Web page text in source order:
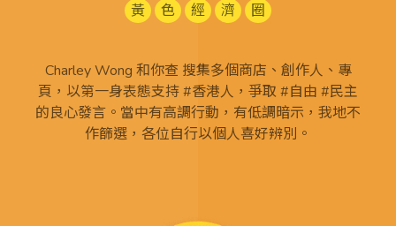
黃 色 經 濟 圈
Charley Wong 和你查 搜集多個商店、創作人、專
頁，以第一身表態支持 #香港人，爭取 #自由 #民主
的良心發言。當中有高調行動，有低調暗示，我地不
作篩選，各位自行以個人喜好辨別。